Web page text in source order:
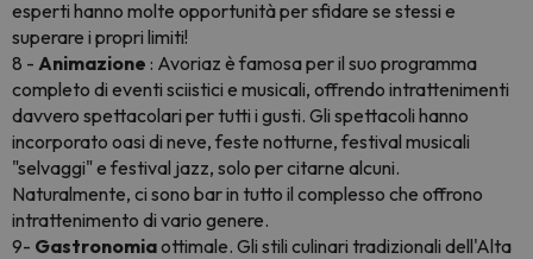
esperti hanno molte opportunità per sfidare se stessi e
superare i propri limiti!
8 - Animazione : Avoriaz è famosa per il suo programma
completo di eventi sciistici e musicali, offrendo intrattenimenti
davvero spettacolari per tutti i gusti. Gli spettacoli hanno
incorporato oasi di neve, feste notturne, festival musicali
"selvaggi" e festival jazz, solo per citarne alcuni.
Naturalmente, ci sono bar in tutto il complesso che offrono
intrattenimento di vario genere.
9- Gastronomiaottimale. Gli stili culinari tradizionali dell'Alta